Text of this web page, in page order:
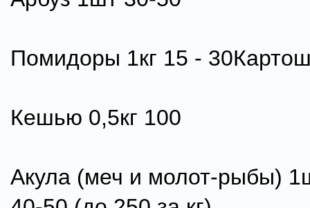
Помидоры 1кг 15 -
Кешью 0,5кг 100
Акула (меч и молот-рыбы)